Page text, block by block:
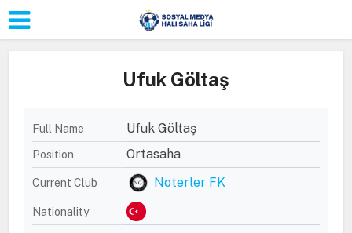
Ufuk Göltaş
Full Name Ufuk Göltaş
Position Ortasaha
Current Club Noterler FK
Nationality